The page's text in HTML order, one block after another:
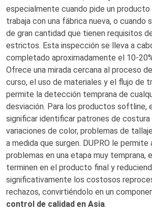
especialmente cuando pide un producto
trabaja con una fábrica nueva, o cuando
de gran cantidad que tienen requisitos
estrictos. Esta inspección se lleva a
completado aproximadamente el 10-
Ofrece una mirada cercana al proceso
curso, el uso de materiales y el flujo de
permite la detección temprana de
desviación. Para los productos softline,
significar identificar patrones de
variaciones de color, problemas de
a medida que surgen. DUPRO le
problemas en una etapa muy temprana,
terminen en el producto final y
significativamente los costosos
rechazos, convirtiéndolo en un
control de calidad en Asia.